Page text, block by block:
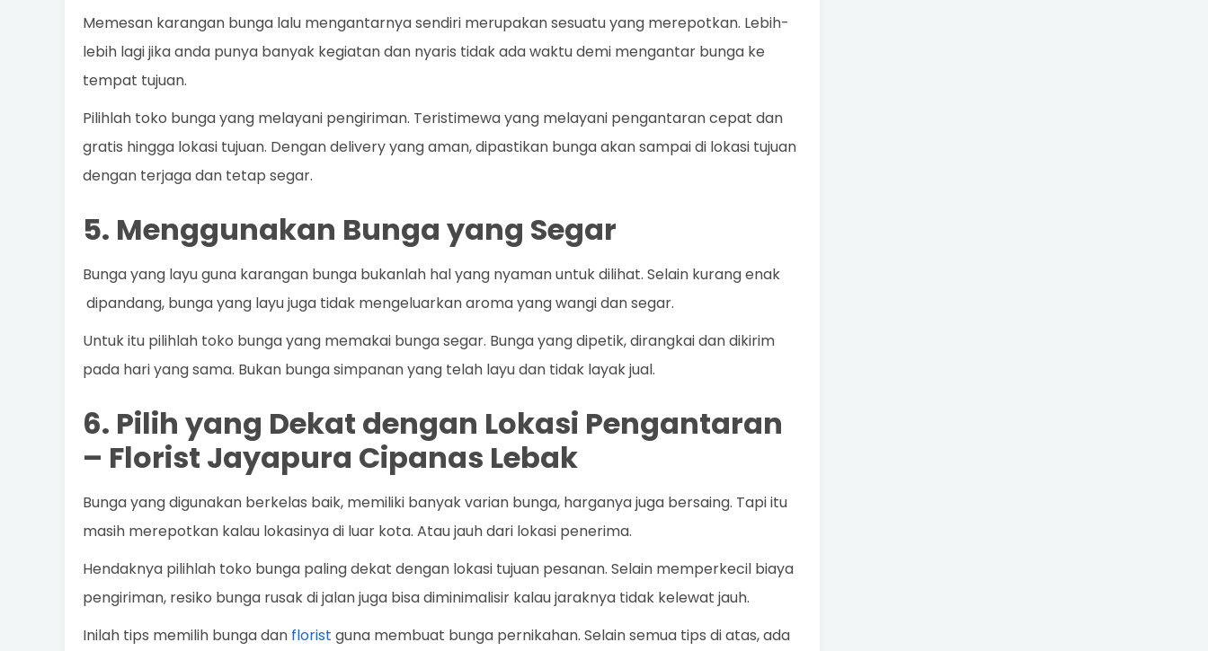
Memesan karangan bunga lalu mengantarnya sendiri merupakan sesuatu yang merepotkan. Lebih-
lebih lagi jika anda punya banyak kegiatan dan nyaris tidak ada waktu demi mengantar bunga ke
tempat tujuan.
Pilihlah toko bunga yang melayani pengiriman. Teristimewa yang melayani pengantaran cepat dan
gratis hingga lokasi tujuan. Dengan delivery yang aman, dipastikan bunga akan sampai di lokasi tujuan
dengan terjaga dan tetap segar.
5. Menggunakan Bunga yang Segar
Bunga yang layu guna karangan bunga bukanlah hal yang nyaman untuk dilihat. Selain kurang enak
dipandang, bunga yang layu juga tidak mengeluarkan aroma yang wangi dan segar.
Untuk itu pilihlah toko bunga yang memakai bunga segar. Bunga yang dipetik, dirangkai dan dikirim
pada hari yang sama. Bukan bunga simpanan yang telah layu dan tidak layak jual.
6. Pilih yang Dekat dengan Lokasi Pengantaran
– Florist Jayapura Cipanas Lebak
Bunga yang digunakan berkelas baik, memiliki banyak varian bunga, harganya juga bersaing. Tapi itu
masih merepotkan kalau lokasinya di luar kota. Atau jauh dari lokasi penerima.
Hendaknya pilihlah toko bunga paling dekat dengan lokasi tujuan pesanan. Selain memperkecil biaya
pengiriman, resiko bunga rusak di jalan juga bisa diminimalisir kalau jaraknya tidak kelewat jauh.
Inilah tips memilih bunga dan florist guna membuat bunga pernikahan. Selain semua tips di atas, ada